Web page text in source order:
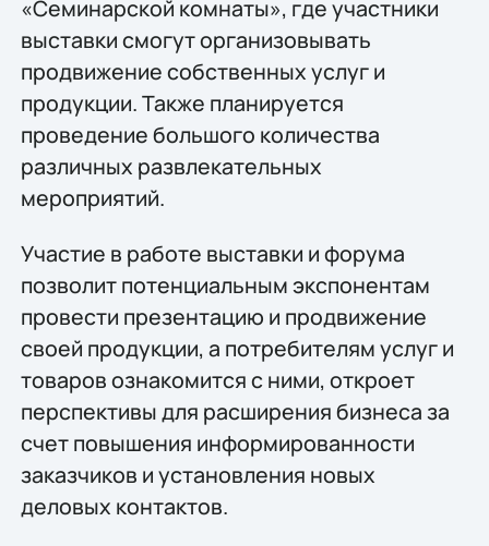
«Семинарской комнаты», где участники
выставки смогут организовывать
продвижение собственных услуг и
продукции. Также планируется
проведение большого количества
различных развлекательных
мероприятий.
Участие в работе выставки и форума
позволит потенциальным экспонентам
провести презентацию и продвижение
своей продукции, а потребителям услуг и
товаров ознакомится с ними, откроет
перспективы для расширения бизнеса за
счет повышения информированности
заказчиков и установления новых
деловых контактов.